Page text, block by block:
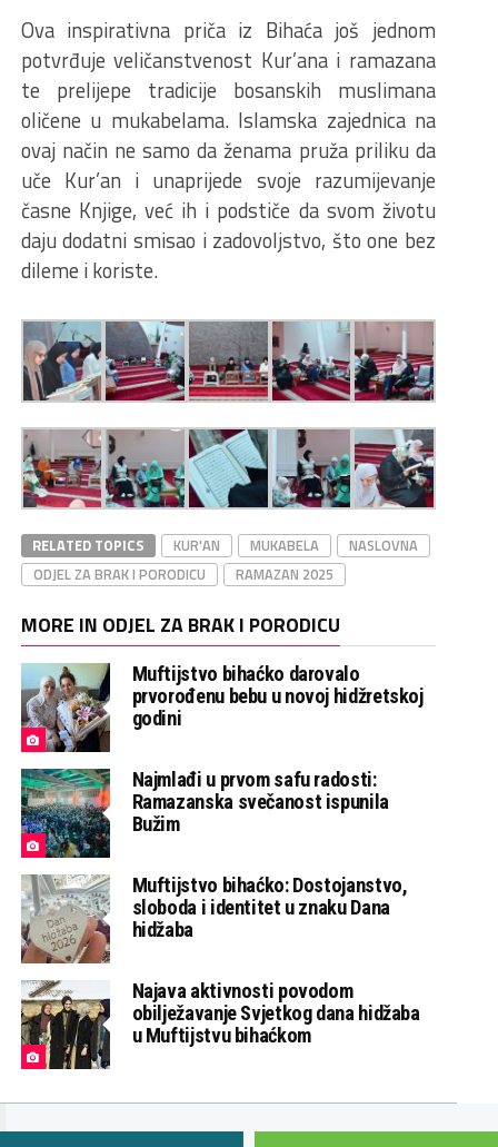
Ova inspirativna priča iz Bihaća još jednom
potvrđuje veličanstvenost Kur’ana i ramazana
te prelijepe tradicije bosanskih muslimana
oličene u mukabelama. Islamska zajednica na
ovaj način ne samo da ženama pruža priliku da
uče Kur’an i unaprijede svoje razumijevanje
časne Knjige, već ih i podstiče da svom životu
daju dodatni smisao i zadovoljstvo, što one bez
dileme i koriste.
RELATED TOPICS KUR'AN MUKABELA
NASLOVNA
ODJEL ZA BRAK I PORODICU
RAMAZAN 2025
MORE IN ODJEL ZA BRAK I PORODICU
Muftijstvo bihaćko darovalo
prvorođenu bebu u novoj hidžretskoj
godini
Najmlađi u prvom safu radosti:
Ramazanska svečanost ispunila
Bužim
Muftijstvo bihaćko: Dostojanstvo,
sloboda i identitet u znaku Dana
hidžaba
Najava aktivnosti povodom
obilježavanje Svjetkog dana hidžaba
u Muftijstvu bihaćkom